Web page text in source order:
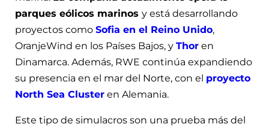
parques eólicos marinos y está desarrollando
proyectos como Sofia en el Reino Unido,
OranjeWind en los Países Bajos, y Thor en
Dinamarca. Además, RWE continúa expandiendo
su presencia en el mar del Norte, con el proyecto
North Sea Cluster en Alemania.
Este tipo de simulacros son una prueba más del